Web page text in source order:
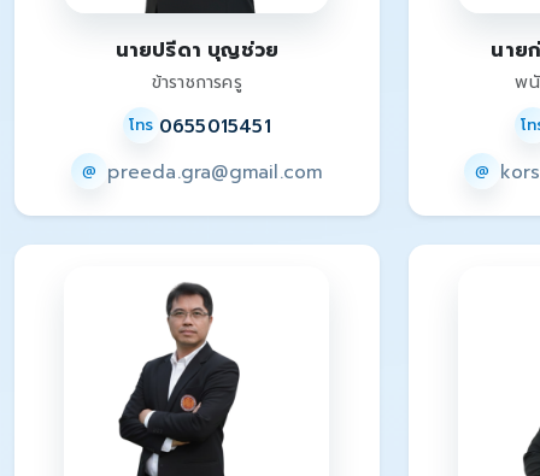
นายปรีดา บุญช่วย
ข้าราชการครู
โทร 0655015451
@ preeda.gra@gmail.com
นาย
พนั
โ
@